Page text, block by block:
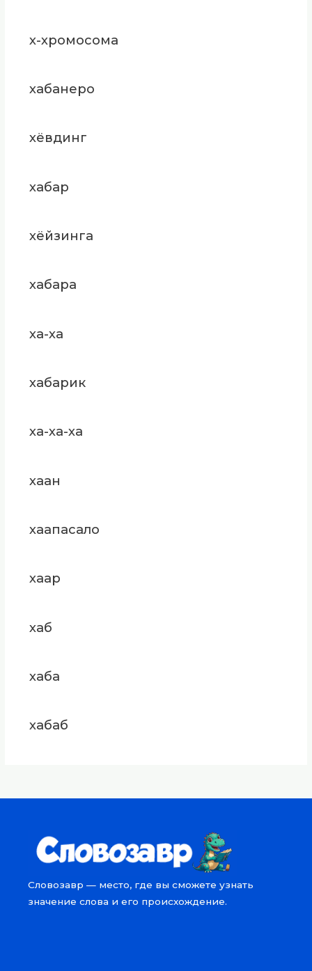
х-хромосома
хабанеро
хёвдинг
хабар
хёйзинга
хабара
ха-ха
хабарик
ха-ха-ха
хаан
хаапасало
хаар
хаб
хаба
хабаб
Словозавр — место, где вы сможете узнать
значение слова и его происхождение.